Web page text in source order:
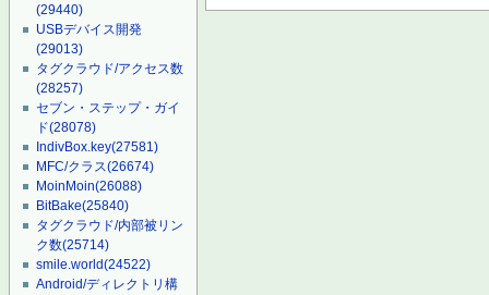
(29440)
USBデバイス開発
(29013)
タグクラウド/アクセス数
(28257)
セブン・ステップ・ガイ
ド(28078)
IndivBox.key(27581)
MFC/クラス(26674)
MoinMoin(26088)
BitBake(25840)
タグクラウド/内部被リン
ク数(25714)
smile.world(24522)
Android/ディレクトリ構